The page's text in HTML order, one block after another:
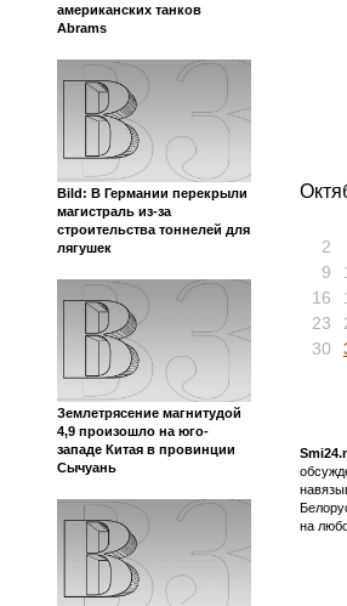
американских танков
Abrams
Bild: В Германии перекрыли
магистраль из-за
строительства тоннелей для
лягушек
Землетрясение магнитудой
4,9 произошло на юго-
западе Китая в провинции
Сычуань
2
9
16
23
30
на